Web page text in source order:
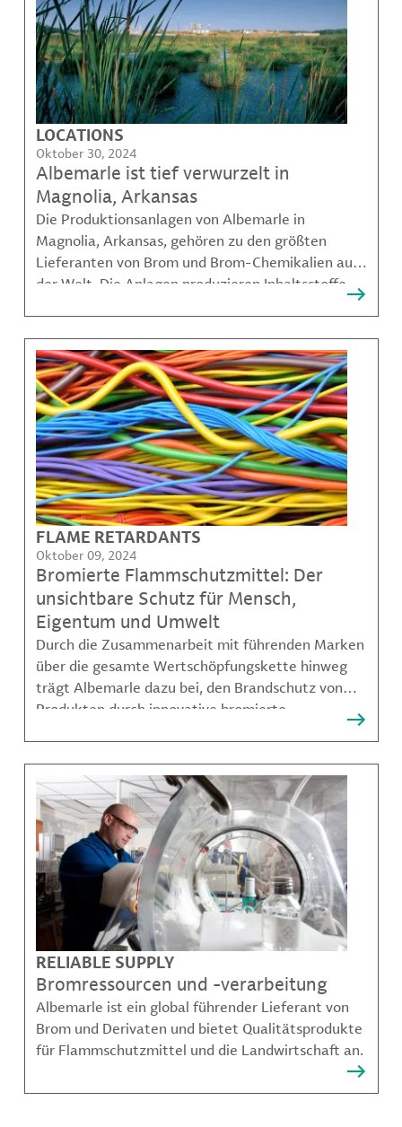
LOCATIONS
Oktober 30, 2024
Albemarle ist tief verwurzelt in
Magnolia, Arkansas
Die Produktionsanlagen von Albemarle in
Magnolia, Arkansas, gehören zu den größten
Lieferanten von Brom und Brom-Chemikalien auf
der Welt. Die Anlagen produzieren Inhaltsstoffe,
Flammschutzmittel, anorganische Bromide
FLAME RETARDANTS
Oktober 09, 2024
Bromierte Flammschutzmittel: Der
unsichtbare Schutz für Mensch,
Eigentum und Umwelt
Durch die Zusammenarbeit mit führenden Marken
über die gesamte Wertschöpfungskette hinweg
trägt Albemarle dazu bei, den Brandschutz von
Produkten durch innovative bromierte
vorgesehenen Verwendungszweck sind – und
RELIABLE SUPPLY
Bromressourcen und -verarbeitung
Albemarle ist ein global führender Lieferant von
Brom und Derivaten und bietet Qualitätsprodukte
für Flammschutzmittel und die Landwirtschaft an.